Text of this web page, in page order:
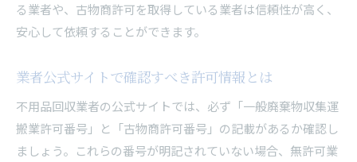
る業者や、古物商許可を取得している業者は信頼性が高く、
安心して依頼することができます。
業者公式サイトで確認すべき許可情報とは
不用品回収業者の公式サイトでは、必ず「一般廃棄物収集運
搬業許可番号」と「古物商許可番号」の記載があるか確認し
ましょう。これらの番号が明記されていない場合、無許可業